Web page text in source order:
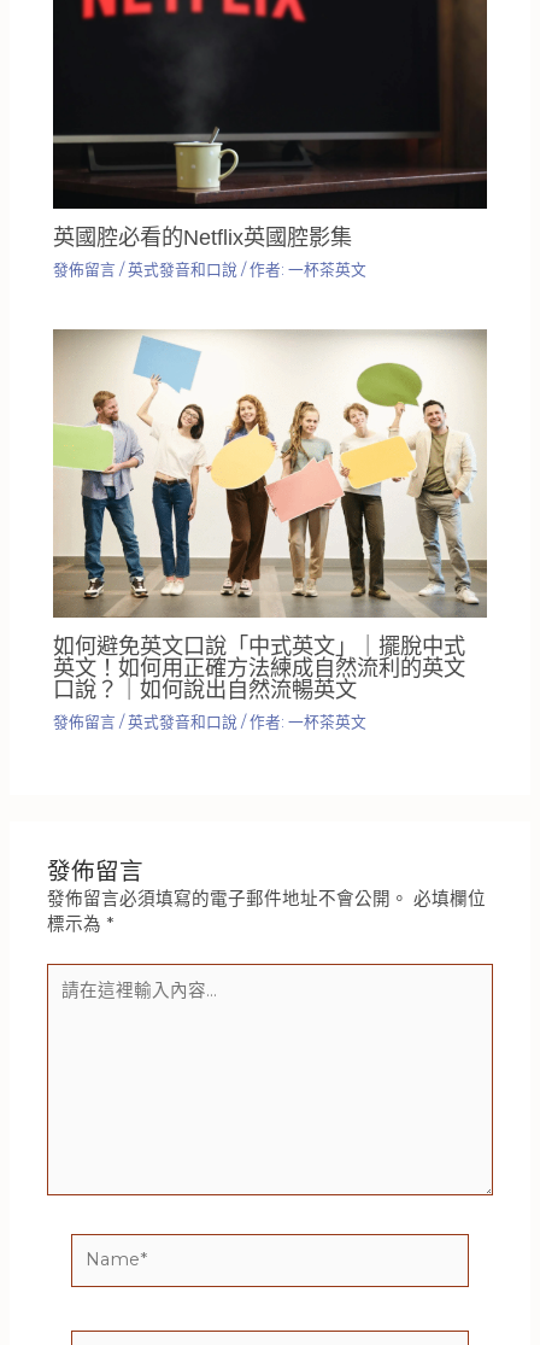
英國腔必看的Netflix英國腔影集
發佈留言 /英式發音和口說 / 作者:一杯茶英文
如何避免英文口說「中式英文」｜擺脫中式
英文！如何用正確方法練成自然流利的英文
口說？｜如何說出自然流暢英文
發佈留言 /英式發音和口說 / 作者:一杯茶英文
發佈留言
發佈留言必須填寫的電子郵件地址不會公開。 必填欄位
標示為 *
在